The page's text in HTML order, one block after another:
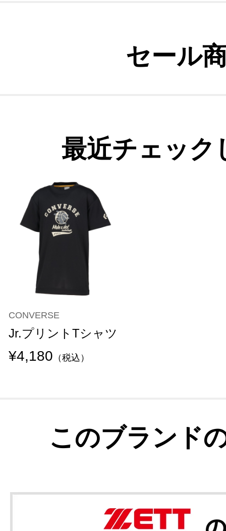
セール
最近チェック
CONVERSE
Jr.プリントTシャツ
¥4,180 （税込）
このブランド